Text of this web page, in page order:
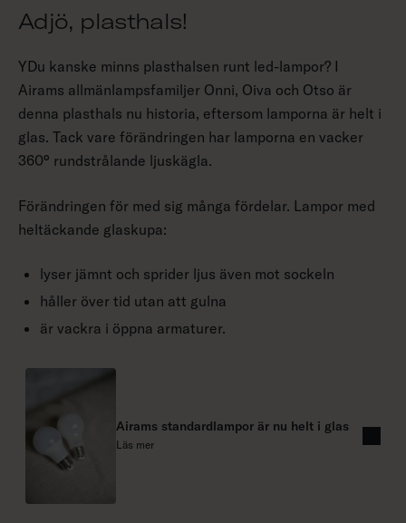
Adjö, plasthals!
YDu kanske minns plasthalsen runt led-lampor? I
Airams allmänlampsfamiljer Onni, Oiva och Otso är
denna plasthals nu historia, eftersom lamporna är helt i
glas. Tack vare förändringen har lamporna en vacker
360° rundstrålande ljuskägla.
Förändringen för med sig många fördelar. Lampor med
heltäckande glaskupa:
lyser jämnt och sprider ljus även mot sockeln
håller över tid utan att gulna
är vackra i öppna armaturer.
Airams standardlampor är nu helt i glas
Läs mer